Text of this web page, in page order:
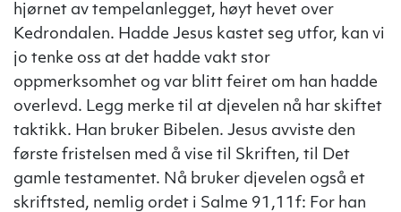
hjørnet av tempelanlegget, høyt hevet over
Kedrondalen. Hadde Jesus kastet seg utfor, kan vi
jo tenke oss at det hadde vakt stor
oppmerksomhet og var blitt feiret om han hadde
overlevd. Legg merke til at djevelen nå har skiftet
taktikk. Han bruker Bibelen. Jesus avviste den
første fristelsen med å vise til Skriften, til Det
gamle testamentet. Nå bruker djevelen også et
skriftsted, nemlig ordet i Salme 91,11f: For han